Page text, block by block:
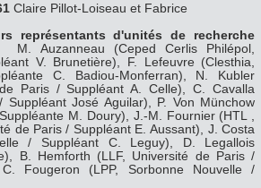
Claire Pillot-Loiseau et Fabrice
représentants d'unités de recherche
M. Auzanneau (Ceped Cerlis Philépol,
V. Brunetière), F. Lefeuvre (Clesthia,
C. Badiou-Monferran), N. Kubler
Paris / Suppléant A. Celle), C. Cavalla
Suppléant José Aguilar), P. Von Münchow
M. Doury), J.-M. Fournier (HTL ,
de Paris / Suppléant E. Aussant), J. Costa
/ Suppléant C. Leguy), D. Legallois
B. Hemforth (LLF, Université de Paris /
Fougeron (LPP, Sorbonne Nouvelle /